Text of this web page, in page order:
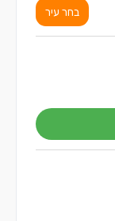
בחר עיר